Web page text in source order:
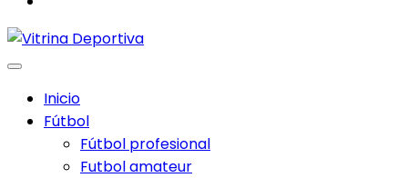
Inicio
Fútbol
Fútbol profesional
Futbol amateur